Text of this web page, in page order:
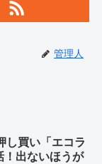
管理人
し買い「エコラ
！出ないほうが